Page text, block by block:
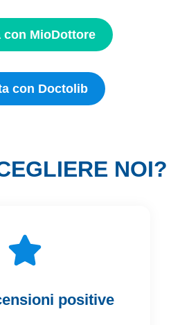
con MioDottore
con Doctolib
NOI?
positive